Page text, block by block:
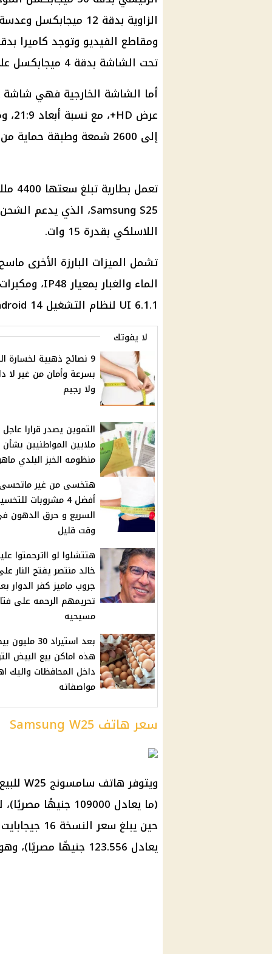
تحت الشاشة بدقة 4 ميجابكسل على الشاشة الرئيسية.
إلى 2600 شمعة وطبقة حماية من نوع Corning Gorilla Glass.
اللاسلكي بقدرة 15 وات.
تشمل الميزات البارزة الأخرى
UI 6.1.1 لنظام التشغيل Android 14..
لا يفوتك
9 نصائح ذهبية لخسارة
بسرعة وأمان من غير لا
ولا رجيم
التموين يصدر قرارا
ملايين المواطنيين بشأن
منظومه الخبز البلدي
هتخسى من غير
أفضل 4 مشروبات
السريع و حرق الدهون
وقت قليل
هتتشلوا لو ااترحمتوا
خالد منتصر يفتح النار
جروب ماميز كفر الدوار
تحريمهم الرحمه على
مسيحيه
بعد استيراد 30
هذه اماكن بيع البيض
داخل المحافظات واليك
مواصفاته
سعر هاتف Samsung W25
يعادل 123.556 جنيهًا مصريًا)، وهو متاح حاليًا للحجز المسبق بدءًا من اليوم.